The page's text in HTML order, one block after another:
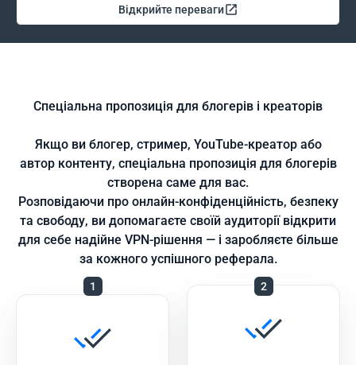
Відкрийте переваги
Спеціальна пропозиція для блогерів і креаторів
Якщо ви блогер, стример, YouTube-креатор або
автор контенту, спеціальна пропозиція для блогерів
створена саме для вас.
Розповідаючи про онлайн-конфіденційність, безпеку
та свободу, ви допомагаєте своїй аудиторії відкрити
для себе надійне VPN-рішення — і заробляєте більше
за кожного успішного реферала.
1 2